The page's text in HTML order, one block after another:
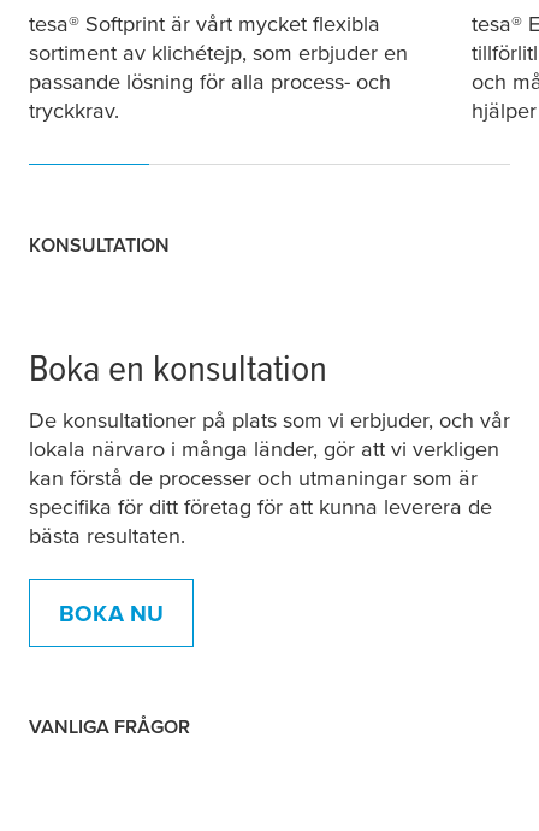
tesa® Softprint är vårt mycket flexibla
sortiment av klichétejp, som erbjuder en
passande lösning för alla process- och
tryckkrav.
tesa®
och
KONSULTATION
Boka en konsultation
De konsultationer på plats som vi erbjuder, och vår
lokala närvaro i många länder, gör att vi verkligen
kan förstå de processer och utmaningar som är
specifika för ditt företag för att kunna leverera de
bästa resultaten.
BOKA NU
VANLIGA FRÅGOR